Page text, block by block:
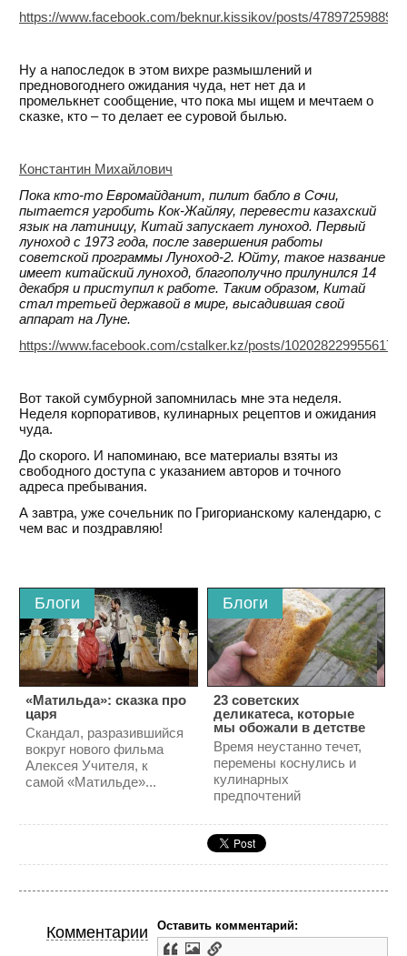
https://www.facebook.com/beknur.kissikov/posts/
Ну а напоследок в этом вихре размышлений и
предновогоднего ожидания чуда, нет нет да и
промелькнет сообщение, что пока мы ищем и мечтаем о
сказке, кто – то делает ее суровой былью.
Константин Михайлович
Пока кто-то Евромайданит, пилит бабло в Сочи,
пытается угробить Кок-Жайляу, перевести казахский
язык на латиницу, Китай запускает луноход. Первый
луноход с 1973 года, после завершения работы
советской программы Луноход-2. Юйту, такое название
имеет китайский луноход, благополучно прилунился 14
декабря и приступил к работе. Таким образом, Китай
стал третьей державой в мире, высадившая свой
аппарат на Луне.
https://www.facebook.com/cstalker.kz/posts/10202822995561764
Вот такой сумбурной запомнилась мне эта неделя.
Неделя корпоративов, кулинарных рецептов и ожидания
чуда.
До скорого. И напоминаю, все материалы взяты из
свободного доступа с указанием авторов и точного
адреса пребывания.
А завтра, уже сочельник по Григорианскому календарю, с
чем вас и поздравляю!
Блоги
«Матильда»: сказка про
царя
Скандал, разразившийся
вокруг нового фильма
Алексея Учителя, к
самой «Матильде»...
Блоги
23 советских
деликатеса, которые
мы обожали в детстве
Время неустанно течет,
перемены коснулись и
кулинарных
предпочтений
Комментарии Оставить комментарий: